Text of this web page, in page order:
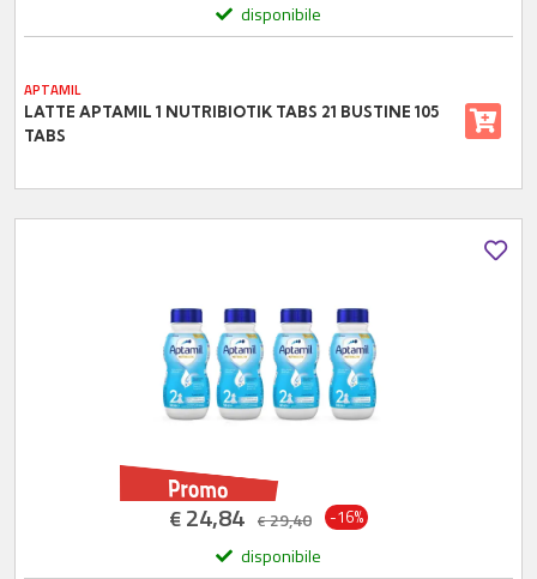
disponibile
APTAMIL
LATTE APTAMIL 1 NUTRIBIOTIK TABS 21 BUSTINE 105
TABS
€24,84 €29,40 -16%
disponibile